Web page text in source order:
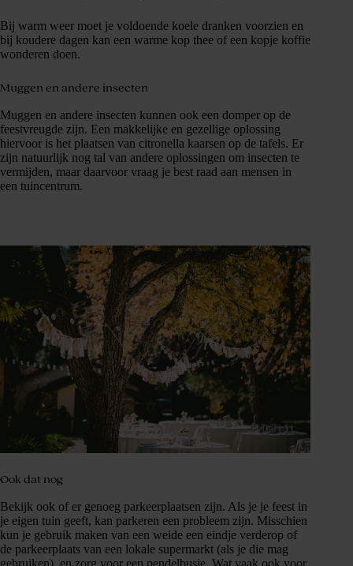
Bij warm weer moet je voldoende koele dranken voorzien en
bij koudere dagen kan een warme kop thee of een kopje koffie
wonderen doen.
Muggen en andere insecten
Muggen en andere insecten kunnen ook een domper op de
feestvreugde zijn. Een makkelijke en gezellige oplossing
hiervoor is het plaatsen van citronella kaarsen op de tafels. Er
zijn natuurlijk nog tal van andere oplossingen om insecten te
vermijden, maar daarvoor vraag je best raad aan mensen in
een tuincentrum.
Ook dat nog
Bekijk ook of er genoeg parkeerplaatsen zijn. Als je je feest in
je eigen tuin geeft, kan parkeren een probleem zijn. Misschien
kun je gebruik maken van een weide een eindje verderop of
de parkeerplaats van een lokale supermarkt (als je die mag
gebruiken) en zorg voor een pendelbusje. Wat vaak ook voor